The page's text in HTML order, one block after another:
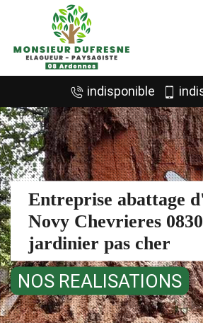
indisponible
Entreprise abattage
Novy Chevrieres
jardinier pas cher
NOS REALISATIONS